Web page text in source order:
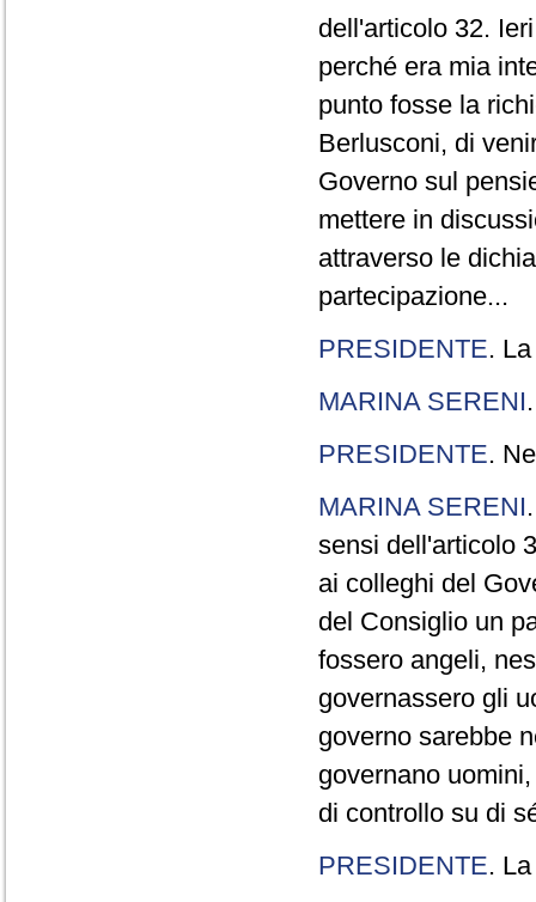
dell'articolo 32.
perché era mia
punto fosse la
Berlusconi, di
Governo sul
mettere in
attraverso le
partecipazione...
PRESIDENTE.
MARINA SERENI
PRESIDENTE.
MARINA SERENI
sensi dell'articolo
ai colleghi del
del Consiglio un
fossero angeli,
governassero gli
governo sarebbe
governano
di controllo su di
PRESIDENTE.